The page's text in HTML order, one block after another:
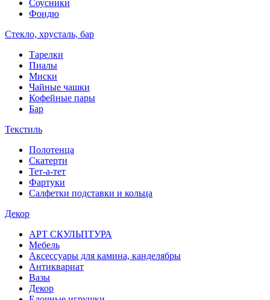
Соусники
Фондю
Стекло, хрусталь, бар
Тарелки
Пиалы
Миски
Чайные чашки
Кофейные пары
Бар
Текстиль
Полотенца
Скатерти
Тет-а-тет
Фартуки
Салфетки подставки и кольца
Декор
АРТ СКУЛЬПТУРА
Мебель
Аксессуары для камина, канделябры
Антиквариат
Вазы
Декор